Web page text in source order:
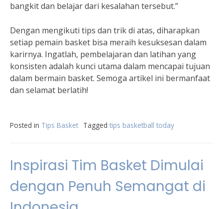
bangkit dan belajar dari kesalahan tersebut.”
Dengan mengikuti tips dan trik di atas, diharapkan
setiap pemain basket bisa meraih kesuksesan dalam
karirnya. Ingatlah, pembelajaran dan latihan yang
konsisten adalah kunci utama dalam mencapai tujuan
dalam bermain basket. Semoga artikel ini bermanfaat
dan selamat berlatih!
Posted in Tips Basket Tagged tips basketball today
Inspirasi Tim Basket Dimulai
dengan Penuh Semangat di